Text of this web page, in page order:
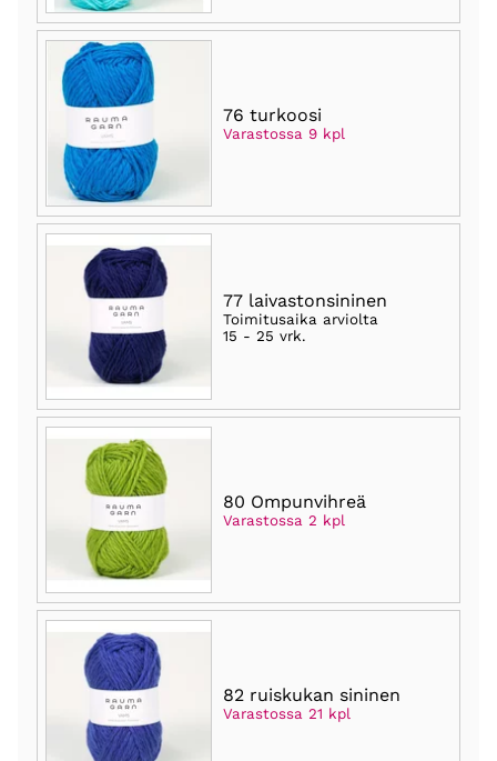
76 turkoosi
Varastossa 9 kpl
77 laivastonsininen
Toimitusaika arviolta
15 - 25 vrk.
80 Ompunvihreä
Varastossa 2 kpl
82 ruiskukan sininen
Varastossa 21 kpl